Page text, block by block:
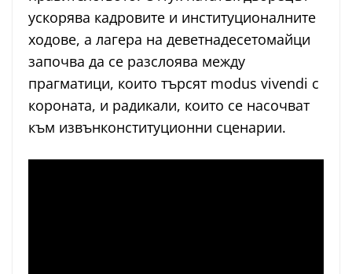
ускорява кадровите и институционалните
ходове, а лагера на деветнадесетомайци
започва да се разслоява между
прагматици, които търсят modus vivendi с
короната, и радикали, които се насочват
към извънконституционни сценарии.